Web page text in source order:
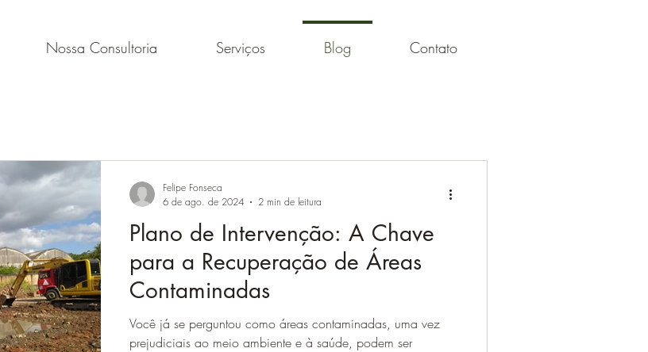
Nossa Consultoria Serviços Blog Contato
Plano de Intervenção: A Chave
para a Recuperação de Áreas
Contaminadas
Você já se perguntou como áreas contaminadas, uma vez
prejudiciais ao meio ambiente e à saúde, podem ser
Felipe Fonseca
6 de ago. de 2024
2 min de leitura